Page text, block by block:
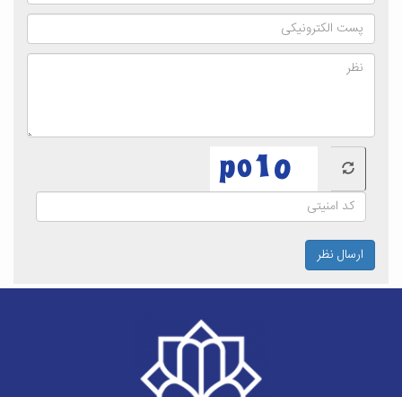
ارسال نظر